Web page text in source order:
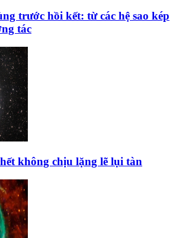
trước hồi kết: từ các hệ sao kép
tác
không chịu lặng lẽ lụi tàn